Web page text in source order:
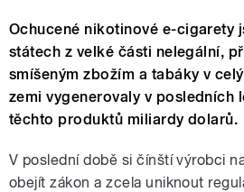
Ochucené nikotinové e-cigarety
státech z velké části nelegální,
smíšeným zbožím a tabáky v
zemi vygenerovaly v posledních
těchto produktů miliardy dolarů.
V poslední době si čínští výrobci
obejít zákon a zcela uniknout